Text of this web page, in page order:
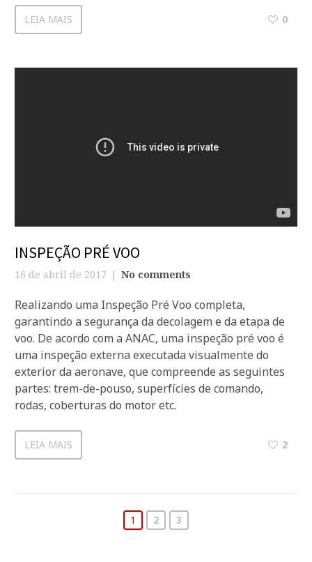
LEIA MAIS 0
INSPEÇÃO PRÉ VOO
16 de abril de 2017 No comments
Realizando uma Inspeção Pré Voo completa,
garantindo a segurança da decolagem e da etapa de
voo. De acordo com a ANAC, uma inspeção pré voo é
uma inspeção externa executada visualmente do
exterior da aeronave, que compreende as seguintes
partes: trem-de-pouso, superfícies de comando,
rodas, coberturas do motor etc.
LEIA MAIS 2
1 2 3